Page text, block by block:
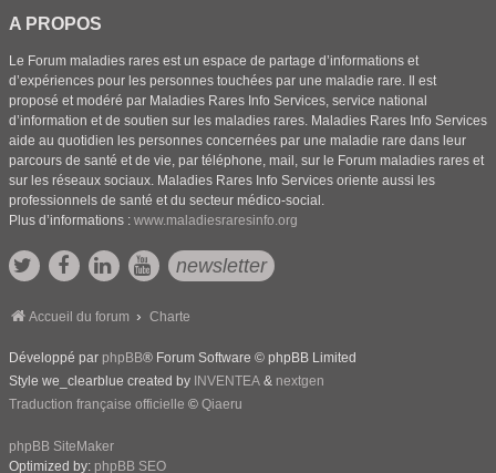
A PROPOS
Le Forum maladies rares est un espace de partage d’informations et
d’expériences pour les personnes touchées par une maladie rare. Il est
proposé et modéré par Maladies Rares Info Services, service national
d’information et de soutien sur les maladies rares. Maladies Rares Info Services
aide au quotidien les personnes concernées par une maladie rare dans leur
parcours de santé et de vie, par téléphone, mail, sur le Forum maladies rares et
sur les réseaux sociaux. Maladies Rares Info Services oriente aussi les
professionnels de santé et du secteur médico-social.
Plus d’informations : www.maladiesraresinfo.org
newsletter
Accueil du forum Charte
Développé par phpBB® Forum Software © phpBB Limited
Style we_clearblue created by INVENTEA & nextgen
Traduction française officielle © Qiaeru
phpBB SiteMaker
Optimized by: phpBB SEO